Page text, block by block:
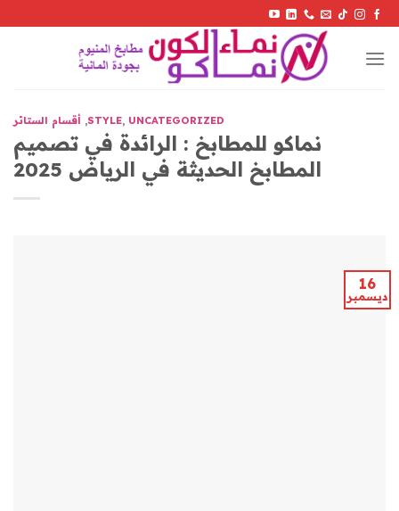
Skip
content
STYLE, UNCATEGORIZED
, أقسام الستائر
نماكو للمطابخ : الرائدة في تصميم
المطابخ الحديثة في الرياض 2025
16
ديسمبر